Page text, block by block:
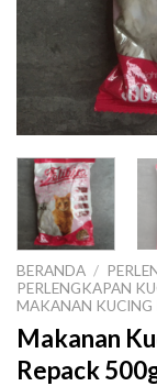
BERANDA /
PERLENGKAPAN
MAKANAN KUCING
Makanan
Repack